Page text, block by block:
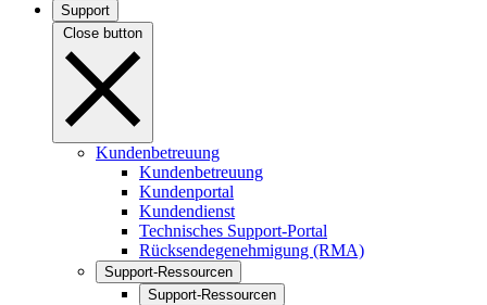
Support
Close button
Kundenbetreuung
Kundenbetreuung
Kundenportal
Kundendienst
Technisches Support-Portal
Rücksendegenehmigung (RMA)
Support-Ressourcen
Support-Ressourcen